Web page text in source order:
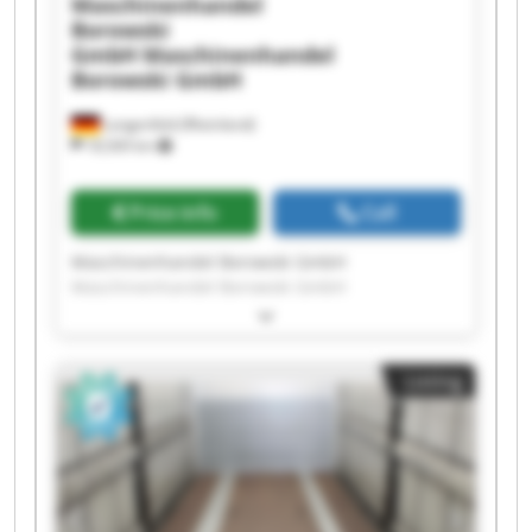
Langenfeld (Rheinland)
18,569 km
Borowski
GmbHMaschinenhandel
Borowski GmbH
Price info Call
Maschinenhandel Borowski GmbH
Maschinenhandel Borowski GmbH
Maschinenhandel Borowski GmbH
Maschinenhandel Borowski GmbH
Maschinenhandel Borowski GmbH
Maschinenhandel Borowski GmbH
Maschinenhandel Borowski GmbH
Maschinenhandel Borowski GmbH
Maschinenhandel Borowski GmbH
Listing